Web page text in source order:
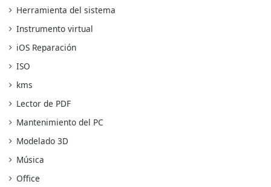
Herramienta del sistema
Instrumento virtual
iOS Reparación
ISO
kms
Lector de PDF
Mantenimiento del PC
Modelado 3D
Música
Office